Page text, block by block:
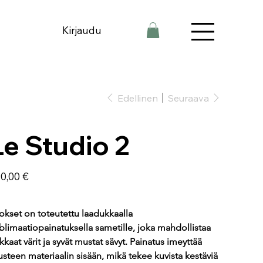
Kirjaudu
Edellinen Seuraava
Studio 2
€
on toteutettu laadukkaalla
sametille, joka mahdollistaa
värit ja syvät mustat sävyt. Painatus imeyttää
materiaalin sisään, mikä tekee kuvista kestäviä